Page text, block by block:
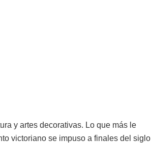
y artes decorativas. Lo que más le
victoriano se impuso a finales del siglo